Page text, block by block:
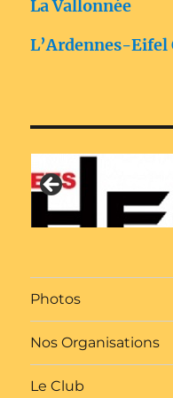
La Vallonnée
L’Ardennes-Eifel
Photos
Nos Organisations